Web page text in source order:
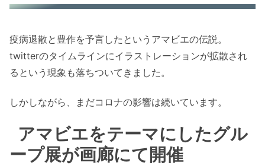
疫病退散と豊作を予言したというアマビエの伝説。
twitterのタイムラインにイラストレーションが拡散され
るという現象も落ちついてきました。
しかしながら、まだコロナの影響は続いています。
アマビエをテーマにしたグル
ープ展が画廊にて開催